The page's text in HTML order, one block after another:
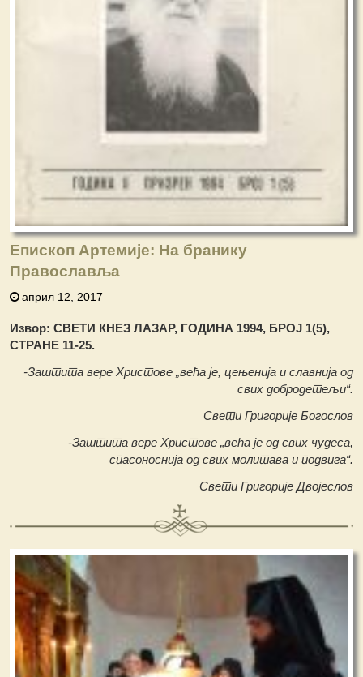
Епископ Артемије: На бранику
Православља
април 12, 2017
Извор: СВЕТИ КНЕЗ ЛАЗАР, ГОДИНА 1994, БРОЈ 1(5),
СТРАНЕ 11-25.
-Заштита вере Христове „већа је, цењенија и славнија од
свих добродетељи“.
Свети Григорије Богослов
-Заштита вере Христове „већа је од свих чудеса,
спасоноснија од свих молитава и подвига“.
Свети Григорије Двојеслов